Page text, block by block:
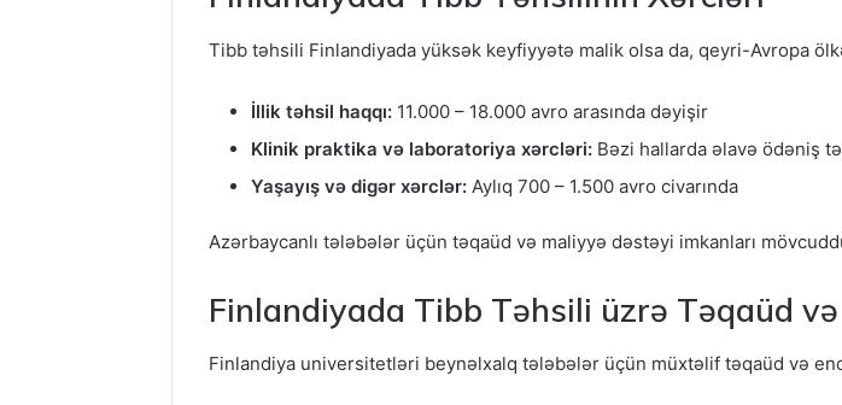
Tibb təhsili Finlandiyada yüksək keyfiyyətə malik olsa da, qeyri-Avropa
İllik təhsil haqqı: 11.000 – 18.000 avro arasında dəyişir
Klinik praktika və laboratoriya xərcləri: Bəzi hallarda əlavə ödəniş
Yaşayış və digər xərclər: Aylıq 700 – 1.500 avro civarında
Azərbaycanlı tələbələr üçün təqaüd və maliyyə dəstəyi imkanları
Finlandiyada Tibb Təhsili üzrə Təqaüd
Finlandiya universitetləri beynəlxalq tələbələr üçün müxtəlif təqaüd və